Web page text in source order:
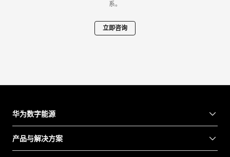
系。
立即咨询
华为数字能源
产品与解决方案